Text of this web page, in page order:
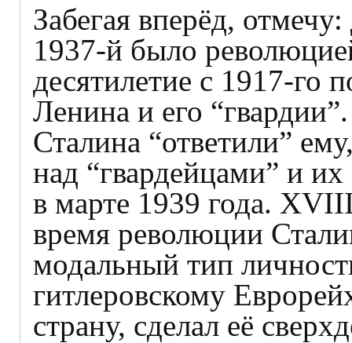
Забегая вперёд,
1937-й было
десятилетие с 1917-го
Ленина и его
Сталина “ответили”
над “гвардейцами” и
в марте 1939 года.
время революции
модальный тип
гитлеровскому
страну, сделал её